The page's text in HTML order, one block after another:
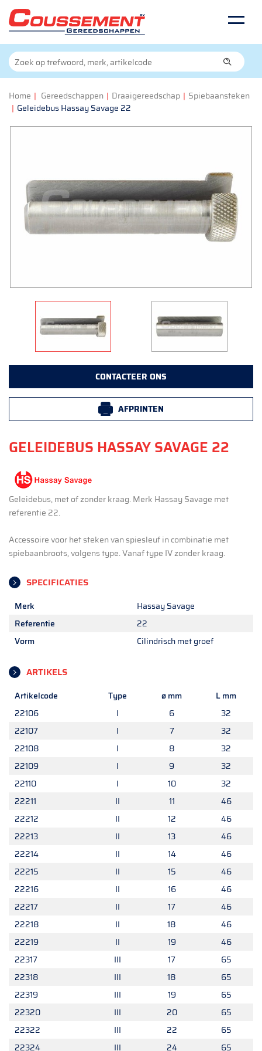
Home | Gereedschappen | Draaigereedschap | Spiebaansteken
| Geleidebus Hassay Savage 22
CONTACTEER ONS
AFPRINTEN
GELEIDEBUS HASSAY SAVAGE 22
Geleidebus, met of zonder kraag. Merk Hassay Savage met
referentie 22.
Accessoire voor het steken van spiesleuf in combinatie met
spiebaanbroots, volgens type. Vanaf type IV zonder kraag.
SPECIFICATIES
Merk
Hassay Savage
Referentie
22
Vorm
Cilindrisch met groef
ARTIKELS
Artikelcode Type ø mm
L mm
22106
I 6
32
22107
I 7
32
22108
I 8
32
22109
I 9
32
22110
I 10
32
22211
II 11
46
22212
II 12
46
22213
II 13
46
22214
II 14
46
22215
II 15
46
22216
II 16
46
22217
II 17
46
22218
II 18
46
22219
II 19
46
22317
III 17
65
22318
III 18
65
22319
III 19
65
22320
III 20
65
22322
III 22
65
22324
III 24 65